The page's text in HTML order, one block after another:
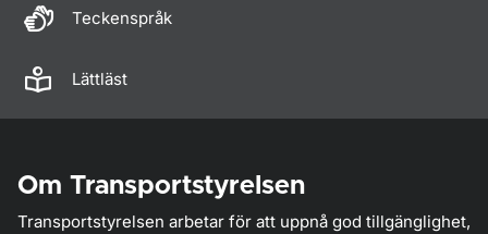
Teckenspråk
Lättläst
Om Transportstyrelsen
Transportstyrelsen arbetar för att uppnå god tillgänglighet,